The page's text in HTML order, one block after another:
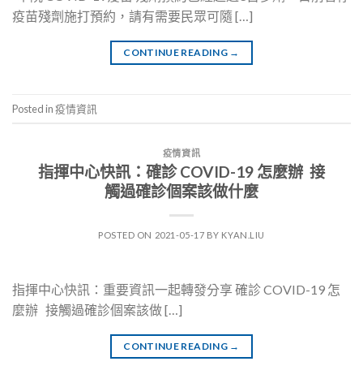
疫苗殘劑施打預約，請有需要民眾可隨 […]
CONTINUE READING →
Posted in疫情資訊
疫情資訊
指揮中心快訊：確診 COVID-19 怎麼辦 接
觸過確診個案該做什麼
POSTED ON 2021-05-17 BY KYAN.LIU
指揮中心快訊：重要資訊一起轉發分享 確診 COVID-19 怎
麼辦 接觸過確診個案該做 […]
CONTINUE READING →